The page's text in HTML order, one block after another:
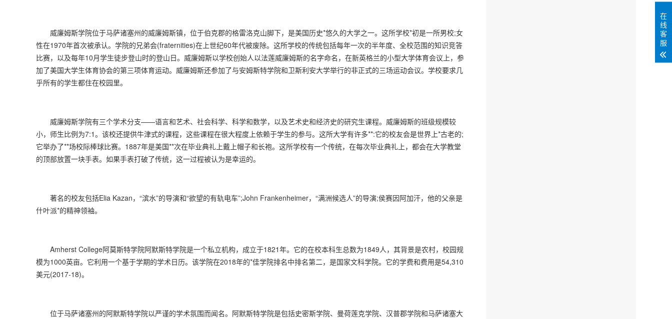
威廉姆斯学院位于马萨诸塞州的威廉姆斯镇，位于伯克郡的格雷洛克山脚下，是美国历史*悠久的大学之一。这所学校*初是一所男校;女
性在1970年首次被承认。学院的兄弟会(fraternities)在上世纪60年代被废除。这所学校的传统包括每年一次的半年度、全校范围的知识竞答
比赛，以及每年10月学生徒步登山时的登山日。威廉姆斯以学校创始人以法莲威廉姆斯的名字命名，在新英格兰的小型大学体育会议上，参
加了美国大学生体育协会的第三项体育运动。威廉姆斯还参加了与安姆斯特学院和卫斯利安大学举行的非正式的三场运动会议。学校要求几
乎所有的学生都住在校园里。
威廉姆斯学院有三个学术分支——语言和艺术、社会科学、科学和数学，以及艺术史和经济史的研究生课程。威廉姆斯的班级规模较
小，师生比例为7:1。该校还提供牛津式的课程，这些课程在很大程度上依赖于学生的参与。这所大学有许多**:它的校友会是世界上*古老的;
它举办了**场校际棒球比赛。1887年是美国**次在毕业典礼上戴上帽子和长袍。这所学校有一个传统，在每次毕业典礼上，都会在大学教堂
的顶部放置一块手表。如果手表打破了传统，这一过程被认为是幸运的。
著名的校友包括Elia Kazan，“滨水”的导演和“欲望的有轨电车”;John Frankenheimer，“满洲候选人”的导演;侯赛因阿加汗，他的父亲是
什叶派*的精神领袖。
Amherst College阿莫斯特学院阿默斯特学院是一个私立机构，成立于1821年。它的在校本科生总数为1849人，其背景是农村，校园规
模为1000英亩。它利用一个基于学期的学术日历。该学院在2018年的*佳学院排名中排名第二，是国家文科学院。它的学费和费用是54,310
美元(2017-18)。
位于马萨诸塞州的阿默斯特学院以严谨的学术氛围而闻名。阿默斯特学院是包括史密斯学院、曼荷莲克学院、汉普郡学院和马萨诸塞大
在
线
客
服